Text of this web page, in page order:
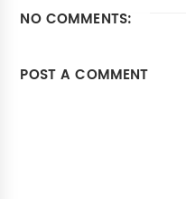
NO COMMENTS:
POST A COMMENT